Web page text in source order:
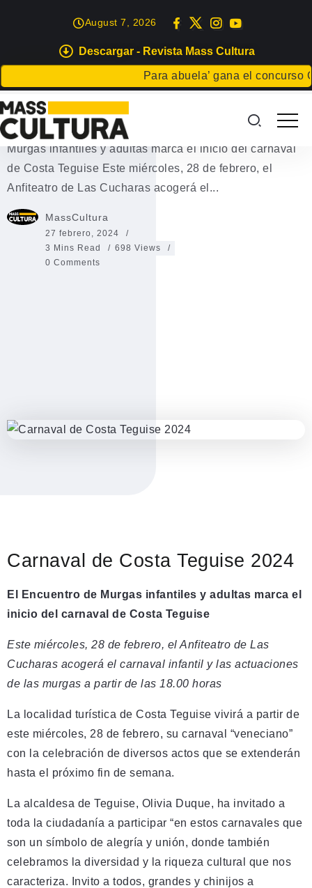
Descargar - Revista Mass Cultura
Para abuela’ gana el concurso Carta
August 7, 2026
EVENTOS
Carnaval de Costa Teguise 2024
Carnaval de Costa Teguise 2024 El Encuentro de
Murgas infantiles y adultas marca el inicio del carnaval
de Costa Teguise Este miércoles, 28 de febrero, el
Anfiteatro de Las Cucharas acogerá el...
MassCultura
27 febrero, 2024
3 Mins Read
698 Views
0 Comments
Carnaval de Costa Teguise 2024
El Encuentro de Murgas infantiles y adultas marca el
inicio del carnaval de Costa Teguise
Este miércoles, 28 de febrero, el Anfiteatro de Las
Cucharas acogerá el carnaval infantil y las actuaciones
de las murgas a partir de las 18.00 horas
La localidad turística de Costa Teguise vivirá a partir de
este miércoles, 28 de febrero, su carnaval “veneciano”
con la celebración de diversos actos que se extenderán
hasta el próximo fin de semana.
La alcaldesa de Teguise, Olivia Duque, ha invitado a
toda la ciudadanía a participar “en estos carnavales que
son un símbolo de alegría y unión, donde también
celebramos la diversidad y la riqueza cultural que nos
caracteriza. Invito a todos, grandes y chinijos a